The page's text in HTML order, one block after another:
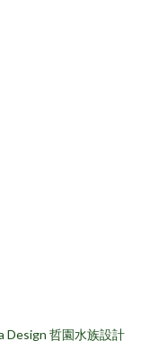
Design 哲園水族設計